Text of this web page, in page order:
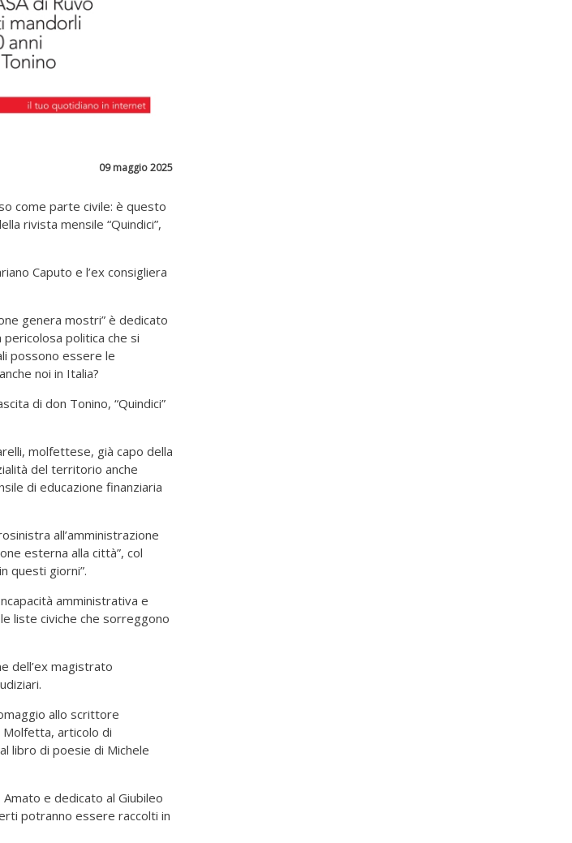
09 maggio 2025
come parte civile: è questo
rivista mensile “Quindici”,
Caputo e l’ex consigliera
genera mostri” è dedicato
politica che si
possono essere le
noi in Italia?
di don Tonino, “Quindici”
molfettese, già capo della
del territorio anche
di educazione finanziaria
all’amministrazione
esterna alla città”, col
questi giorni”.
amministrativa e
liste civiche che sorreggono
dell’ex magistrato
allo scrittore
Molfetta, articolo di
libro di poesie di Michele
e dedicato al Giubileo
potranno essere raccolti in